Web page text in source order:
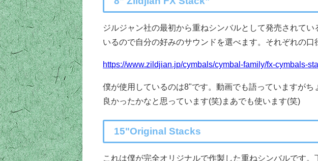
ジルジャン社の最初から重ねシンバルとして発売されてい
いるので自分の好みのサウンドを選べます。それぞれの
https://www.zildjian.jp/cymbals/cymbal-family/fx-cymbals-
僕が使用しているのは8"です。動画でも語っていますが
良かったかなと思っています(笑)まあでも使います(笑)
15"Original Stacks
これは僕が完全オリジナルで作製した重ねシンバルです